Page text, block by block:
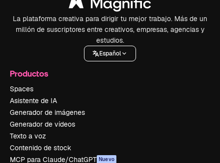
La plataforma creativa para dirigir tu mejor trabajo. Más de un
millón de suscriptores entre creativos, empresas, agencias y
estudios.
Español
Productos
Spaces
Asistente de IA
Generador de imágenes
Generador de vídeos
Texto a voz
Contenido de stock
MCP para Claude/ChatGPT Nuevo